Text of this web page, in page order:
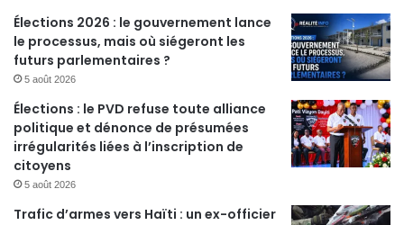
Élections 2026 : le gouvernement lance
le processus, mais où siégeront les
futurs parlementaires ?
5 août 2026
Élections : le PVD refuse toute alliance
politique et dénonce de présumées
irrégularités liées à l’inscription de
citoyens
5 août 2026
Trafic d’armes vers Haïti : un ex-officier